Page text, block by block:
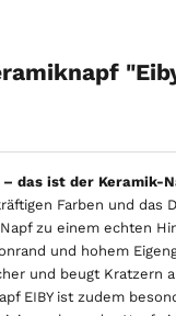
das ist der Keramik-
Farben und das
zu einem echten
und hohem
und beugt Kratzern
EIBY ist zudem